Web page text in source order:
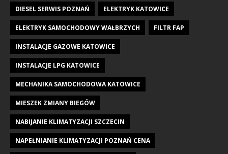
DIESEL SERWIS POZNAŃ ELEKTRYK KATOWICE
ELEKTRYK SAMOCHODOWY WAŁBRZYCH FILTR FAP
INSTALACJE GAZOWE KATOWICE
INSTALACJE LPG KATOWICE
MECHANIKA SAMOCHODOWA KATOWICE
MIESZEK ZMIANY BIEGÓW
NABIJANIE KLIMATYZACJI SZCZECIN
NAPEŁNIANIE KLIMATYZACJI POZNAŃ CENA